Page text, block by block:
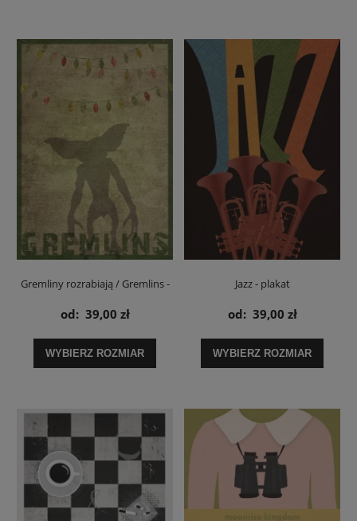
Gremliny rozrabiają / Gremlins -
plakat
od: 39,00 zł
WYBIERZ ROZMIAR
Jazz - plakat
od: 39,00 zł
WYBIERZ ROZMIAR